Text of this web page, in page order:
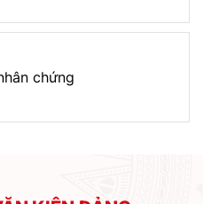
chứng